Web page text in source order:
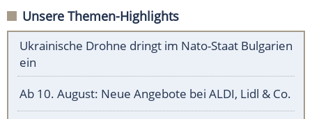
Unsere Themen-Highlights
Ukrainische Drohne dringt im Nato-Staat Bulgarien
ein
Ab 10. August: Neue Angebote bei ALDI, Lidl & Co.